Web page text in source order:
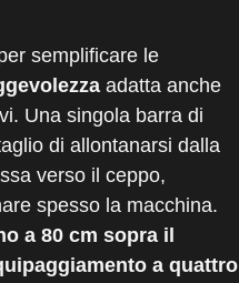
semplificare le
adatta anche
Una singola barra di
di allontanarsi dalla
verso il ceppo,
spesso la macchina.
a 80 cm sopra il
a quattro